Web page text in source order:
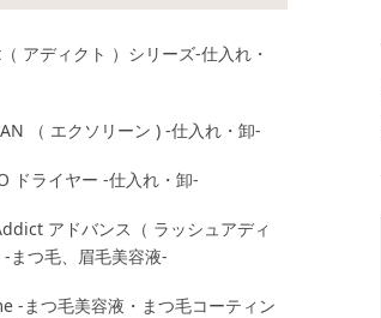
アディクト ）シリーズ-仕入れ・
（ エクソリーン ) -仕入れ・卸-
ドライヤー -仕入れ・卸-
アドバンス（ ラッシュアディ
-まつ毛、眉毛美容液-
-まつ毛美容液・まつ毛コーティン